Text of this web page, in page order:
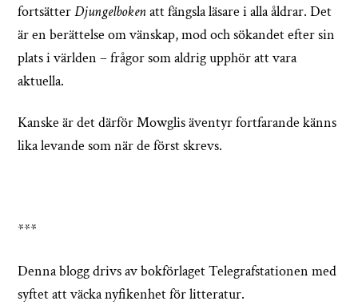
fortsätterDjungelbokenatt fängsla läsare i alla åldrar. Det
är en berättelse om vänskap, mod och sökandet efter sin
plats i världen – frågor som aldrig upphör att vara
aktuella.
Kanske är det därför Mowglis äventyr fortfarande känns
lika levande som när de först skrevs.
***
Denna blogg drivs av bokförlaget Telegrafstationen med
syftet att väcka nyfikenhet för litteratur.